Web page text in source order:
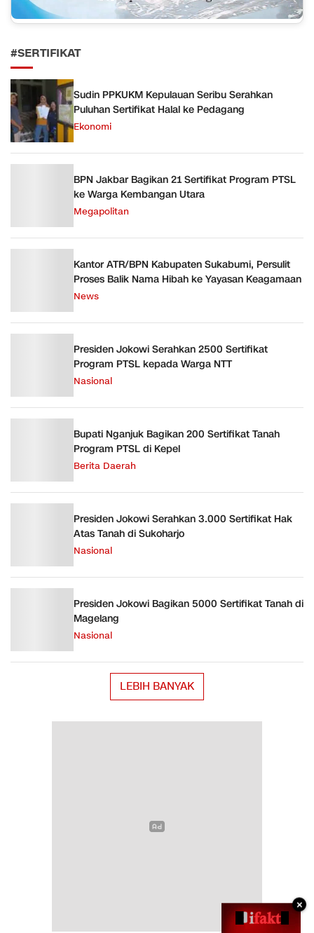
#SERTIFIKAT
Sudin PPKUKM Kepulauan Seribu Serahkan
Puluhan Sertifikat Halal ke Pedagang
Ekonomi
BPN Jakbar Bagikan 21 Sertifikat Program PTSL
ke Warga Kembangan Utara
Megapolitan
Kantor ATR/BPN Kabupaten Sukabumi, Persulit
Proses Balik Nama Hibah ke Yayasan Keagamaan
News
Presiden Jokowi Serahkan 2500 Sertifikat
Program PTSL kepada Warga NTT
Nasional
Bupati Nganjuk Bagikan 200 Sertifikat Tanah
Program PTSL di Kepel
Berita Daerah
Presiden Jokowi Serahkan 3.000 Sertifikat Hak
Atas Tanah di Sukoharjo
Nasional
Presiden Jokowi Bagikan 5000 Sertifikat Tanah di
Magelang
Nasional
LEBIH BANYAK
×